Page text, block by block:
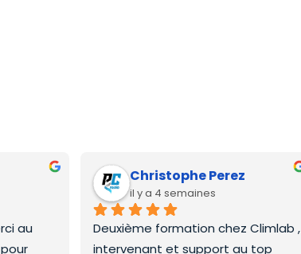
au
Christophe Perez
il y a 4 semaines
Deuxième formation chez Climlab ,
intervenant et support au top